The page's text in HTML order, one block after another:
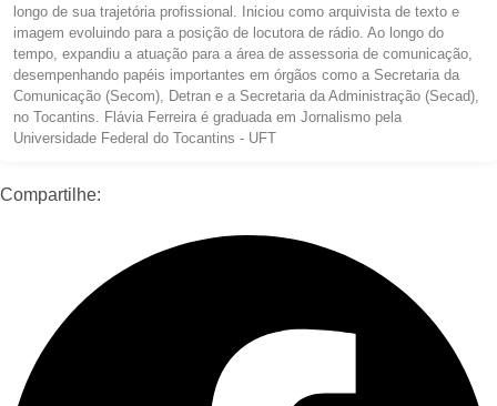
longo de sua trajetória profissional. Iniciou como arquivista de texto e
imagem evoluindo para a posição de locutora de rádio. Ao longo do
tempo, expandiu a atuação para a área de assessoria de comunicação,
desempenhando papéis importantes em órgãos como a Secretaria da
Comunicação (Secom), Detran e a Secretaria da Administração (Secad),
no Tocantins. Flávia Ferreira é graduada em Jornalismo pela
Universidade Federal do Tocantins - UFT
Compartilhe: